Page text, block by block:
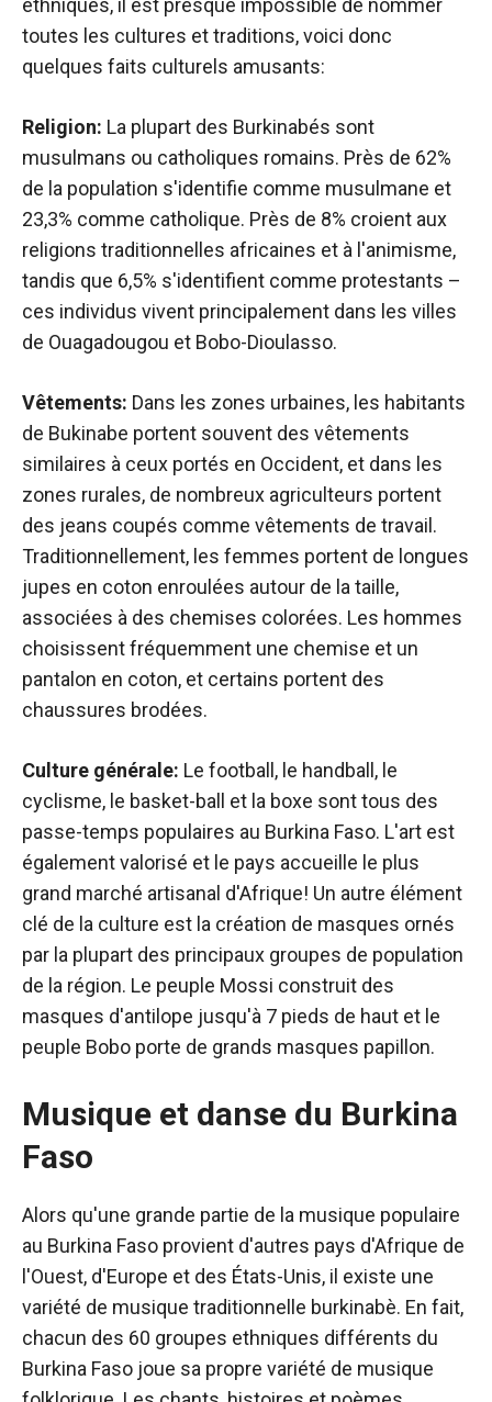
ethniques, il est presque impossible de nommer
toutes les cultures et traditions, voici donc
quelques faits culturels amusants:
Religion: La plupart des Burkinabés sont
musulmans ou catholiques romains. Près de 62%
de la population s'identifie comme musulmane et
23,3% comme catholique. Près de 8% croient aux
religions traditionnelles africaines et à l'animisme,
tandis que 6,5% s'identifient comme protestants –
ces individus vivent principalement dans les villes
de Ouagadougou et Bobo-Dioulasso.
Vêtements: Dans les zones urbaines, les habitants
de Bukinabe portent souvent des vêtements
similaires à ceux portés en Occident, et dans les
zones rurales, de nombreux agriculteurs portent
des jeans coupés comme vêtements de travail.
Traditionnellement, les femmes portent de longues
jupes en coton enroulées autour de la taille,
associées à des chemises colorées. Les hommes
choisissent fréquemment une chemise et un
pantalon en coton, et certains portent des
chaussures brodées.
Culture générale: Le football, le handball, le
cyclisme, le basket-ball et la boxe sont tous des
passe-temps populaires au Burkina Faso. L'art est
également valorisé et le pays accueille le plus
grand marché artisanal d'Afrique! Un autre élément
clé de la culture est la création de masques ornés
par la plupart des principaux groupes de population
de la région. Le peuple Mossi construit des
masques d'antilope jusqu'à 7 pieds de haut et le
peuple Bobo porte de grands masques papillon.
Musique et danse du Burkina
Faso
Alors qu'une grande partie de la musique populaire
au Burkina Faso provient d'autres pays d'Afrique de
l'Ouest, d'Europe et des États-Unis, il existe une
variété de musique traditionnelle burkinabè. En fait,
chacun des 60 groupes ethniques différents du
Burkina Faso joue sa propre variété de musique